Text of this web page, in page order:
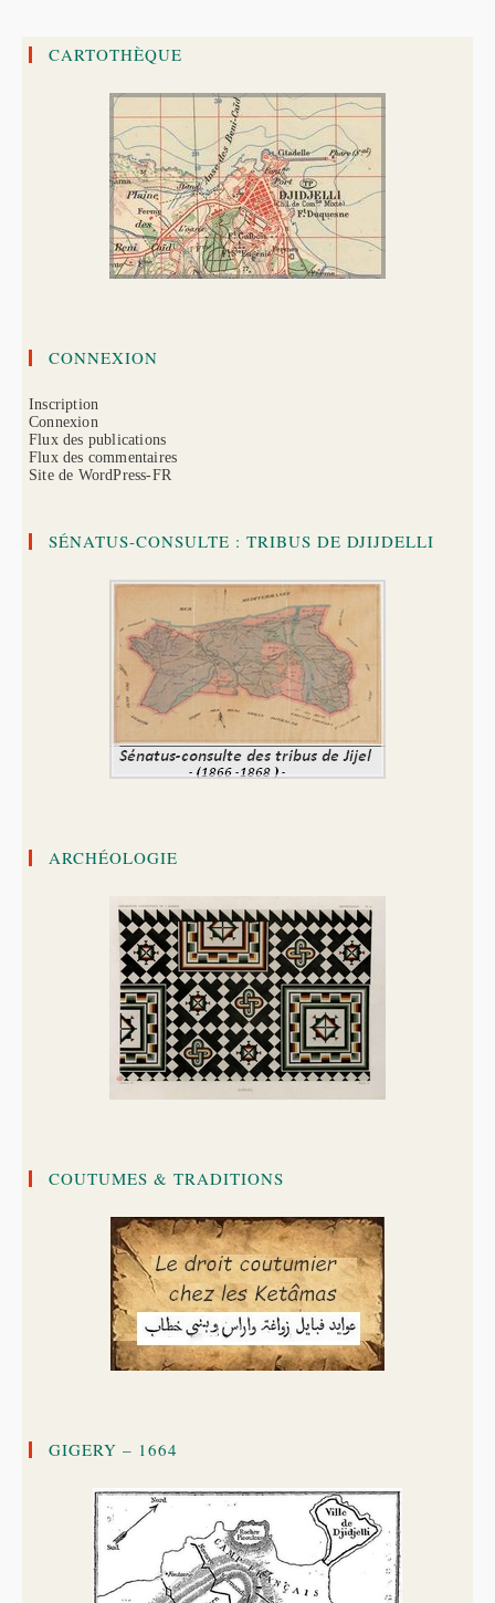
CARTOTHÈQUE
CONNEXION
Inscription
Connexion
Flux des publications
Flux des commentaires
Site de WordPress-FR
SÉNATUS-CONSULTE : TRIBUS DE DJIJDELLI
ARCHÉOLOGIE
COUTUMES & TRADITIONS
GIGERY – 1664